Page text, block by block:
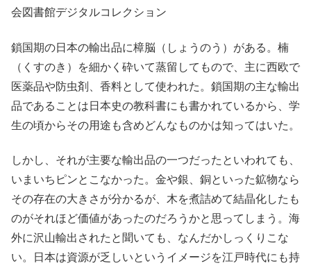
会図書館デジタルコレクション
鎖国期の日本の輸出品に樟脳（しょうのう）がある。楠
（くすのき）を細かく砕いて蒸留してもので、主に西欧で
医薬品や防虫剤、香料として使われた。鎖国期の主な輸出
品であることは日本史の教科書にも書かれているから、学
生の頃からその用途も含めどんなものかは知ってはいた。
しかし、それが主要な輸出品の一つだったといわれても、
いまいちピンとこなかった。金や銀、銅といった鉱物なら
その存在の大きさが分かるが、木を煮詰めて結晶化したも
のがそれほど価値があったのだろうかと思ってしまう。海
外に沢山輸出されたと聞いても、なんだかしっくりこな
い。日本は資源が乏しいというイメージを江戸時代にも持